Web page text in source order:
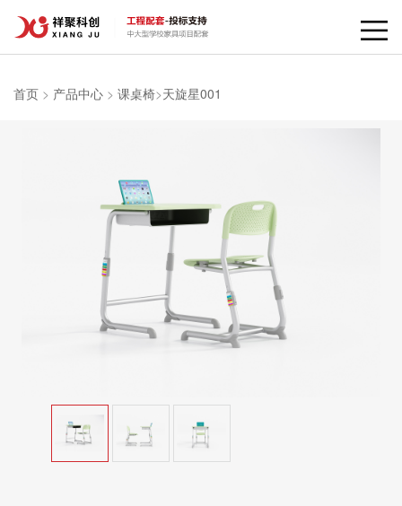
首页 > 产品中心 > 课桌椅>天旋星001